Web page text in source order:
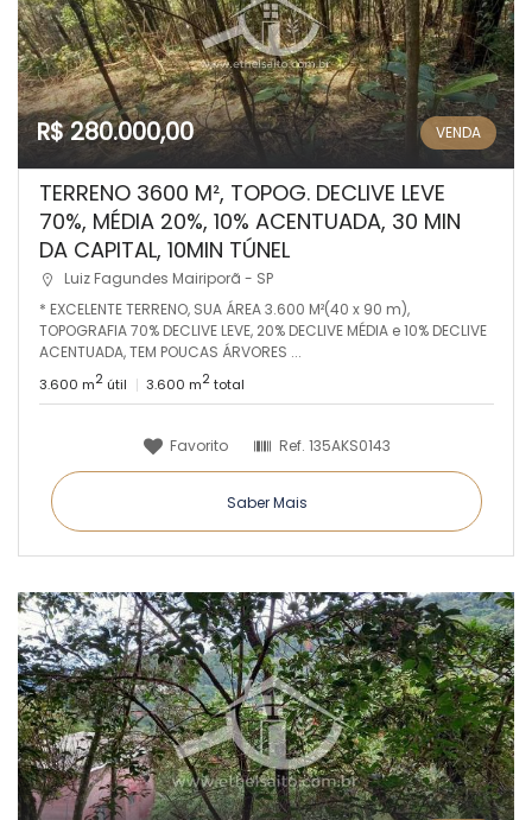
R$ 280.000,00 VENDA
TERRENO 3600 M², TOPOG. DECLIVE LEVE
70%, MÉDIA 20%, 10% ACENTUADA, 30 MIN
DA CAPITAL, 10MIN TÚNEL
Luiz Fagundes Mairiporã - SP
* EXCELENTE TERRENO, SUA ÁREA 3.600 M²(40 x 90 m),
TOPOGRAFIA 70% DECLIVE LEVE, 20% DECLIVE MÉDIA e 10% DECLIVE
ACENTUADA, TEM POUCAS ÁRVORES ...
3.600 m2 útil 3.600 m2total
Favorito Ref. 135AKS0143
Saber Mais